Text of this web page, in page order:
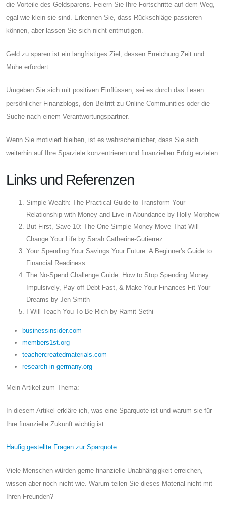
die Vorteile des Geldsparens. Feiern Sie Ihre Fortschritte auf dem Weg,
egal wie klein sie sind. Erkennen Sie, dass Rückschläge passieren
können, aber lassen Sie sich nicht entmutigen.
Geld zu sparen ist ein langfristiges Ziel, dessen Erreichung Zeit und
Mühe erfordert.
Umgeben Sie sich mit positiven Einflüssen, sei es durch das Lesen
persönlicher Finanzblogs, den Beitritt zu Online-Communities oder die
Suche nach einem Verantwortungspartner.
Wenn Sie motiviert bleiben, ist es wahrscheinlicher, dass Sie sich
weiterhin auf Ihre Sparziele konzentrieren und finanziellen Erfolg erzielen.
Links und Referenzen
Simple Wealth: The Practical Guide to Transform Your
Relationship with Money and Live in Abundance by Holly Morphew
But First, Save 10: The One Simple Money Move That Will
Change Your Life by Sarah Catherine-Gutierrez
Your Spending Your Savings Your Future: A Beginner's Guide to
Financial Readiness
The No-Spend Challenge Guide: How to Stop Spending Money
Impulsively, Pay off Debt Fast, & Make Your Finances Fit Your
Dreams by Jen Smith
I Will Teach You To Be Rich by Ramit Sethi
businessinsider.com
members1st.org
teachercreatedmaterials.com
research-in-germany.org
Mein Artikel zum Thema:
In diesem Artikel erkläre ich, was eine Sparquote ist und warum sie für
Ihre finanzielle Zukunft wichtig ist:
Häufig gestellte Fragen zur Sparquote
Viele Menschen würden gerne finanzielle Unabhängigkeit erreichen,
wissen aber noch nicht wie. Warum teilen Sie dieses Material nicht mit
Ihren Freunden?